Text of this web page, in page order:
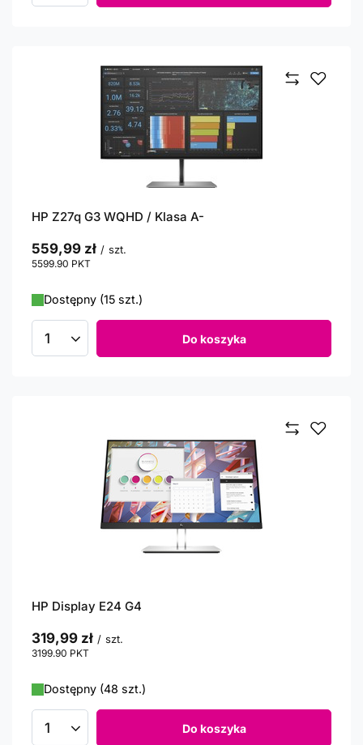
HP Z27q G3 WQHD / Klasa A-
559,99 zł / szt.
5599.90 PKT
Dostępny (15 szt.)
Ilość produktów Do koszyka
HP Display E24 G4
319,99 zł / szt.
3199.90 PKT
Dostępny (48 szt.)
Ilość produktów Do koszyka